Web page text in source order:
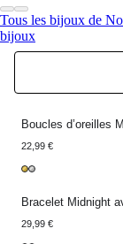
Tous les bijoux de
bijoux
22,99 €
Bracelet Midnight
29,99 €